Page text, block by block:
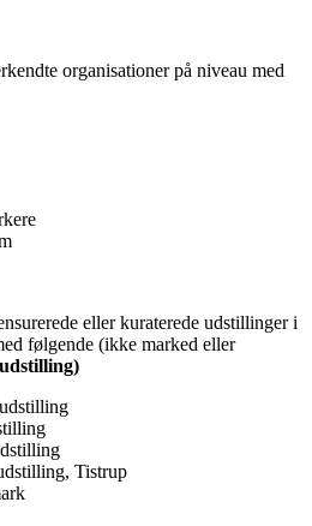
organisationer på niveau med
eller kuraterede udstillinger i
følgende (ikke marked eller
Tistrup